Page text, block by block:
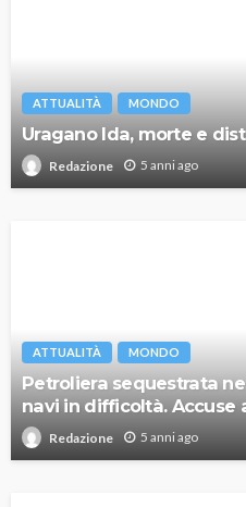
ATTUALITÀ MONDO
Uragano Ida, morte e
Redazione 5 anni ago
ATTUALITÀ MONDO
Petroliera sequestrata
navi in difficoltà. Accuse
Redazione 5 anni ago